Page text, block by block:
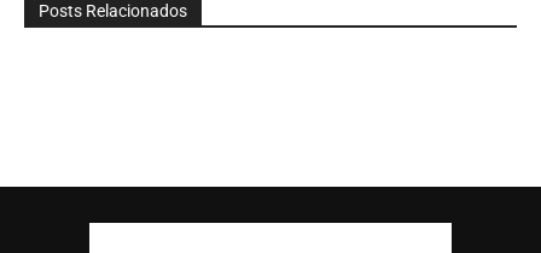
Posts Relacionados